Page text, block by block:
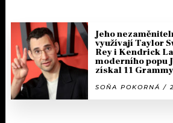
Jeho
využívají Taylor
Rey i Kendrick
moderního popu
získal 11 Grammy
SOŇA POKORNÁ /